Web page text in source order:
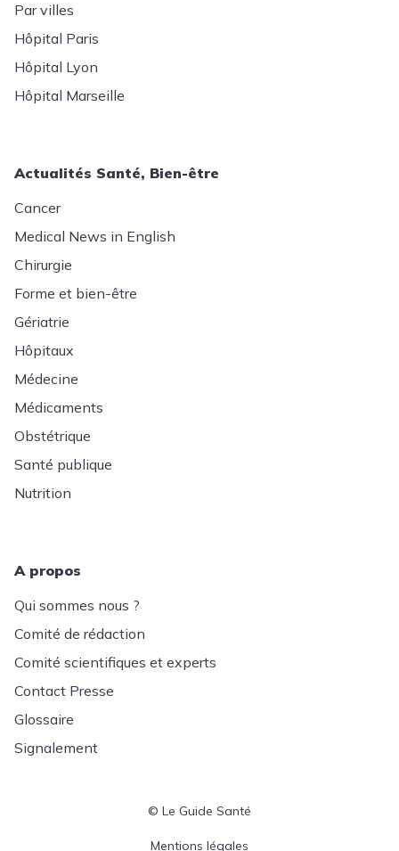
Par villes
Hôpital Paris
Hôpital Lyon
Hôpital Marseille
Actualités Santé, Bien-être
Cancer
Medical News in English
Chirurgie
Forme et bien-être
Gériatrie
Hôpitaux
Médecine
Médicaments
Obstétrique
Santé publique
Nutrition
A propos
Qui sommes nous ?
Comité de rédaction
Comité scientifiques et experts
Contact Presse
Glossaire
Signalement
© Le Guide Santé
Menu Pied de page
Mentions légales